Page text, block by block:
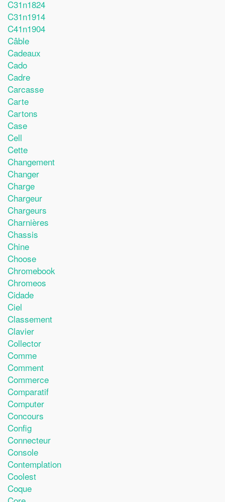
C31n1824
C31n1914
C41n1904
Câble
Cadeaux
Cado
Cadre
Carcasse
Carte
Cartons
Case
Cell
Cette
Changement
Changer
Charge
Chargeur
Chargeurs
Charnières
Chassis
Chine
Choose
Chromebook
Chromeos
Cidade
Ciel
Classement
Clavier
Collector
Comme
Comment
Commerce
Comparatif
Computer
Concours
Config
Connecteur
Console
Contemplation
Coolest
Coque